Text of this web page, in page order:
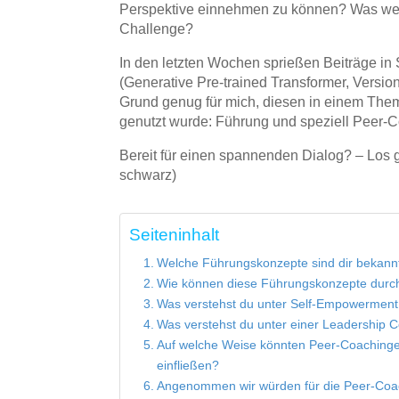
Perspektive einnehmen zu können? Was
Challenge?
In den letzten Wochen sprießen Beiträge
(Generative Pre-trained Transformer,
Grund genug für mich, diesen in einem
genutzt wurde: Führung und speziell Peer-
Bereit für einen spannenden Dialog? – Los
schwarz)
Seiteninhalt
Welche Führungskonzepte sind dir
Wie können diese Führungskonzepte
Was verstehst du unter Self-
Was verstehst du unter einer Leadership
Auf welche Weise könnten Peer-
einfließen?
Angenommen wir würden für die Peer-